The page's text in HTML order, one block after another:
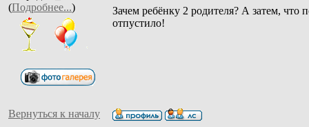
(Подробнее...)
Зачем ребёнку 2 родителя? А затем, что
отпустило!
Вернуться к началу